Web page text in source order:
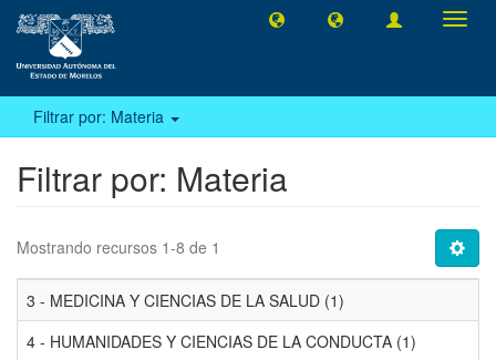
Filtrar por: Materia
Filtrar por: Materia
Mostrando recursos 1-8 de 1
3 - MEDICINA Y CIENCIAS DE LA SALUD (1)
4 - HUMANIDADES Y CIENCIAS DE LA CONDUCTA (1)